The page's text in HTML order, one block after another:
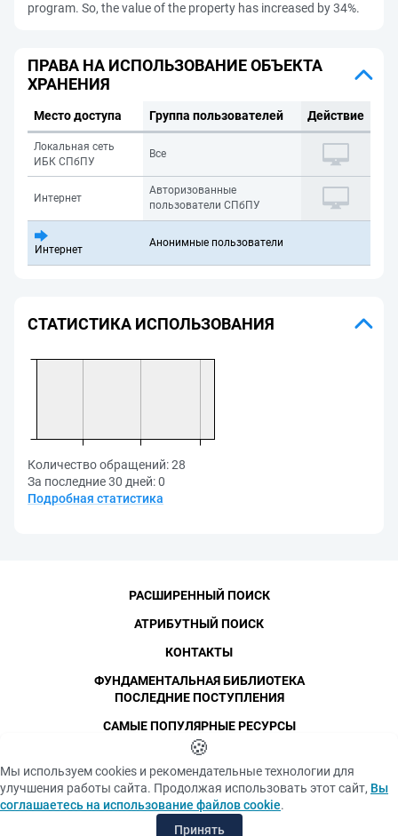
program. So, the value of the property has increased by 34%.
ПРАВА НА ИСПОЛЬЗОВАНИЕ ОБЪЕКТА
ХРАНЕНИЯ
Место доступа Группа пользователей Действие
Локальная сеть
ИБК СПбПУ
Все
Интернет
Авторизованные
пользователи СПбПУ
Интернет
Анонимные пользователи
СТАТИСТИКА ИСПОЛЬЗОВАНИЯ
Количество обращений:28
За последние 30 дней:0
Подробная статистика
СПбПУ, 1996-2026
Авторские права и персональные данные
Фотографии размещены с согласия
изображённых лиц в соответствии
с требованиями законодательства
о персональных данных. Согласно
Политика конфиденциальности
Положение об использовании «cookie» файлов
РАСШИРЕННЫЙ ПОИСК
АТРИБУТНЫЙ ПОИСК
КОНТАКТЫ
ФУНДАМЕНТАЛЬНАЯ БИБЛИОТЕКА
ПОСЛЕДНИЕ ПОСТУПЛЕНИЯ
САМЫЕ ПОПУЛЯРНЫЕ РЕСУРСЫ
🍪
Мы используем cookies и рекомендательные технологии для
улучшения работы сайта. Продолжая использовать этот сайт, Вы
соглашаетесь на использование файлов cookie.
Принять